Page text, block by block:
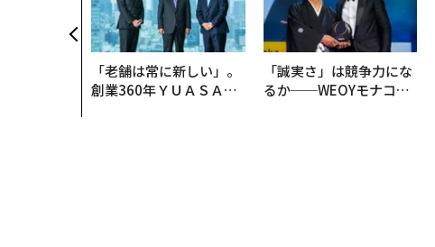
「老舗は常に新しい」。
創業360年ＹＵＡＳＡと
「誠実さ」は競争力にな
るか──WEOYモナコで